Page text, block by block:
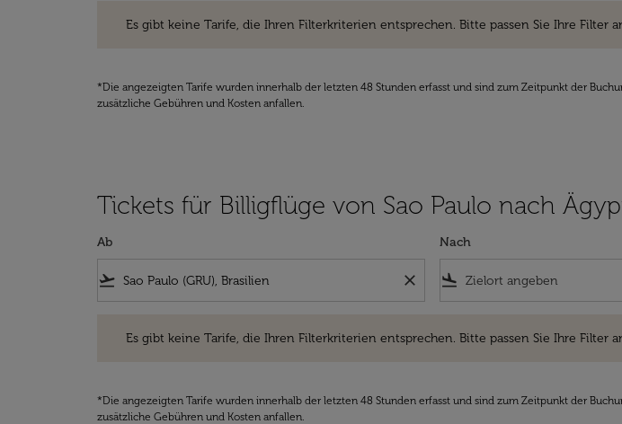
Es gibt keine Tarife, die Ihren Filterkriterien entsprechen. Bitte passen Sie Ihre Filter
*Die angezeigten Tarife wurden innerhalb der letzten 48 Stunden erfasst und sind zum Zeitpunkt der
zusätzliche Gebühren und Kosten anfallen.
Tickets für Billigflüge von Sao Paulo nach
Ab
flight_takeoff close
Nach
flight_land
Es gibt keine Tarife, die Ihren Filterkriterien entsprechen. Bitte passen Sie Ihre Filter
*Die angezeigten Tarife wurden innerhalb der letzten 48 Stunden erfasst und sind zum Zeitpunkt der
zusätzliche Gebühren und Kosten anfallen.